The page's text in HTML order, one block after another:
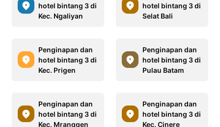
hotel bintang 3 di
Kec. Ngaliyan
hotel bintang 3 di
Selat Bali
Penginapan dan
hotel bintang 3 di
Kec. Prigen
Penginapan dan
hotel bintang 3 di
Pulau Batam
Penginapan dan
hotel bintang 3 di
Kec. Mranggen
Penginapan dan
hotel bintang 3 di
Kec. Cinere